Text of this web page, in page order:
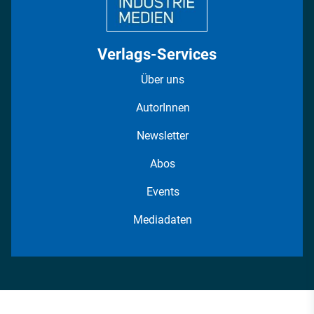
Verlags-Services
Über uns
AutorInnen
Newsletter
Abos
Events
Mediadaten